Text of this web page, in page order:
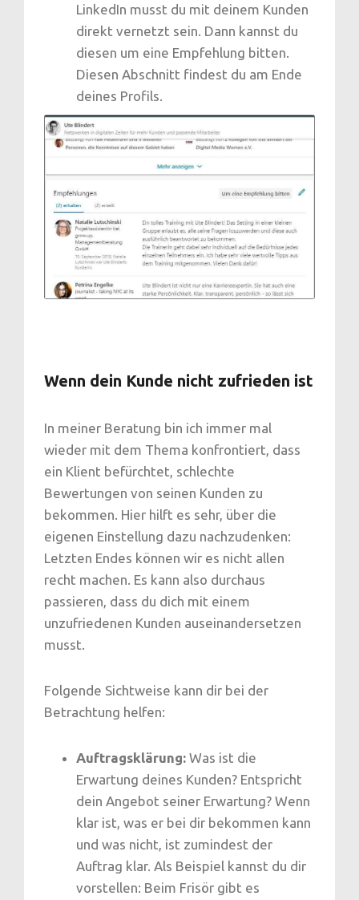
LinkedIn musst du mit deinem Kunden
direkt vernetzt sein. Dann kannst du
diesen um eine Empfehlung bitten.
Diesen Abschnitt findest du am Ende
deines Profils.
Wenn dein Kunde nicht zufrieden ist
In meiner Beratung bin ich immer mal
wieder mit dem Thema konfrontiert, dass
ein Klient befürchtet, schlechte
Bewertungen von seinen Kunden zu
bekommen. Hier hilft es sehr, über die
eigenen Einstellung dazu nachzudenken:
Letzten Endes können wir es nicht allen
recht machen. Es kann also durchaus
passieren, dass du dich mit einem
unzufriedenen Kunden auseinandersetzen
musst.
Folgende Sichtweise kann dir bei der
Betrachtung helfen:
Auftragsklärung: Was ist die
Erwartung deines Kunden? Entspricht
dein Angebot seiner Erwartung? Wenn
klar ist, was er bei dir bekommen kann
und was nicht, ist zumindest der
Auftrag klar. Als Beispiel kannst du dir
vorstellen: Beim Frisör gibt es